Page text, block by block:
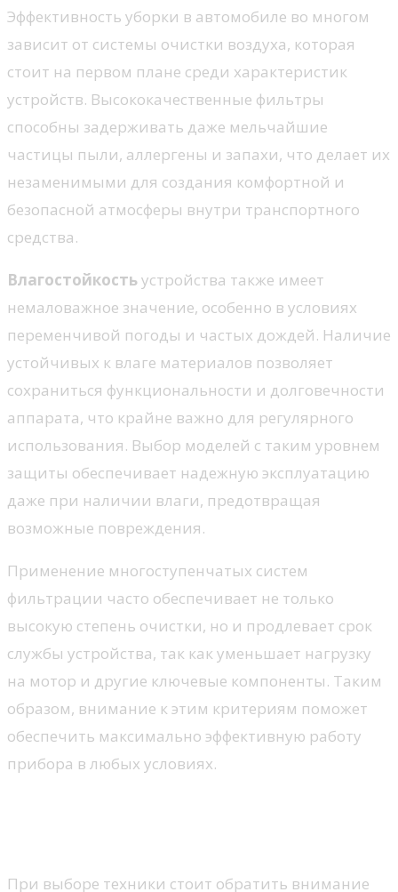
Эффективность уборки в автомобиле во многом
зависит от системы очистки воздуха, которая
стоит на первом плане среди характеристик
устройств. Высококачественные фильтры
способны задерживать даже мельчайшие
частицы пыли, аллергены и запахи, что делает их
незаменимыми для создания комфортной и
безопасной атмосферы внутри транспортного
средства.
Влагостойкостьустройства также имеет
немаловажное значение, особенно в условиях
переменчивой погоды и частых дождей. Наличие
устойчивых к влаге материалов позволяет
сохраниться функциональности и долговечности
аппарата, что крайне важно для регулярного
использования. Выбор моделей с таким уровнем
защиты обеспечивает надежную эксплуатацию
даже при наличии влаги, предотвращая
возможные повреждения.
Применение многоступенчатых систем
фильтрации часто обеспечивает не только
высокую степень очистки, но и продлевает срок
службы устройства, так как уменьшает нагрузку
на мотор и другие ключевые компоненты. Таким
образом, внимание к этим критериям поможет
обеспечить максимально эффективную работу
прибора в любых условиях.
При выборе техники стоит обратить внимание